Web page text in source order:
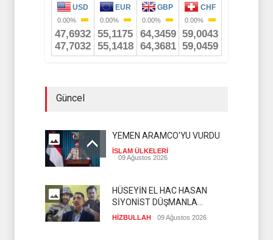
Güncel
YEMEN ARAMCO'YU VURDU
İSLAM ÜLKELERİ
09 Ağustos 2026
HÜSEYİN EL HAC HASAN
SİYONİST DÜŞMANLA
YAPILAN MÜZAKERELERİ
HİZBULLAH 09 Ağustos 2026